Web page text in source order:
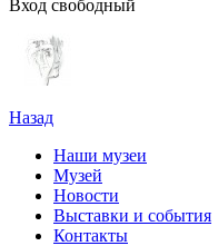
Вход свободный
Назад
Наши музеи
Музей
Новости
Выставки и события
Контакты